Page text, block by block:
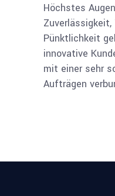
Höchstes
Pünktlichkeit
innovative
mit einer sehr
Aufträgen